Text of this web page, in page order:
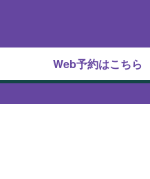
Web予約はこちら